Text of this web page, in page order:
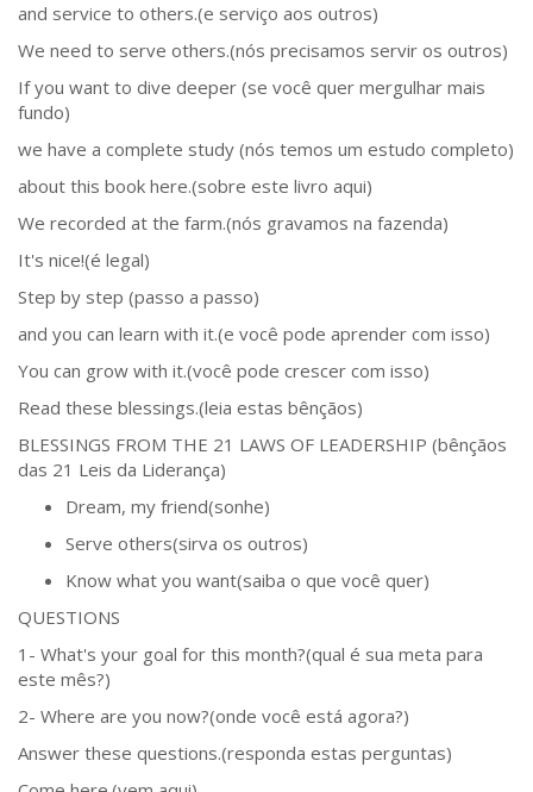
and service to others.(e serviço aos outros)
We need to serve others.(nós precisamos servir os outros)
If you want to dive deeper (se você quer mergulhar mais
fundo)
we have a complete study (nós temos um estudo completo)
about this book here.(sobre este livro aqui)
We recorded at the farm.(nós gravamos na fazenda)
It's nice!(é legal)
Step by step (passo a passo)
and you can learn with it.(e você pode aprender com isso)
You can grow with it.(você pode crescer com isso)
Read these blessings.(leia estas bênçãos)
BLESSINGS FROM THE 21 LAWS OF LEADERSHIP (bênçãos
das 21 Leis da Liderança)
Dream, my friend(sonhe)
Serve others(sirva os outros)
Know what you want(saiba o que você quer)
QUESTIONS
1- What's your goal for this month?(qual é sua meta para
este mês?)
2- Where are you now?(onde você está agora?)
Answer these questions.(responda estas perguntas)